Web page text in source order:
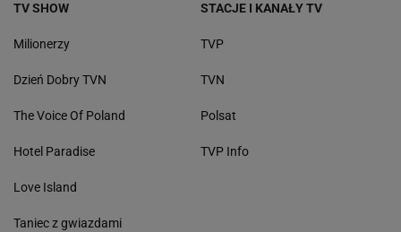
TV SHOW
Milionerzy
Dzień Dobry TVN
The Voice Of Poland
Hotel Paradise
Love Island
Taniec z gwiazdami
STACJE I KANAŁY TV
TVP
TVN
Polsat
TVP Info